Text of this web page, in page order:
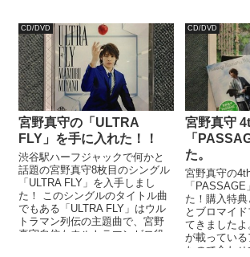
CD/DVD
宮野真守の「ULTRA
FLY」を手に入れた！！
渋谷駅ハーフジャックで何かと
話題の宮野真守8枚目のシングル
「ULTRA FLY」を入手しまし
た！ このシングルのタイトル曲
でもある「ULTRA FLY」はウル
トラマン列伝の主題曲で、宮野
真守自信もウルトラマンゼロ役
CD/DVD
宮野真守
「
た。
宮野真守の
「
た！購入特
とブロマイ
てきました
が載ってい
たので合わせ